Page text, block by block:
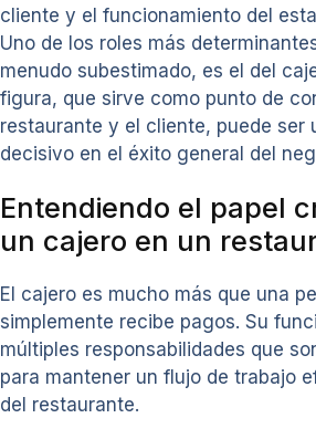
cliente y el funcionamiento del
Uno de los roles más
menudo subestimado, es el del
figura, que sirve como punto de
restaurante y el cliente, puede ser
decisivo en el éxito general del
Entendiendo el papel
un cajero en un
El cajero es mucho más que una
simplemente recibe pagos. Su
múltiples responsabilidades que
para mantener un flujo de trabajo
del restaurante.